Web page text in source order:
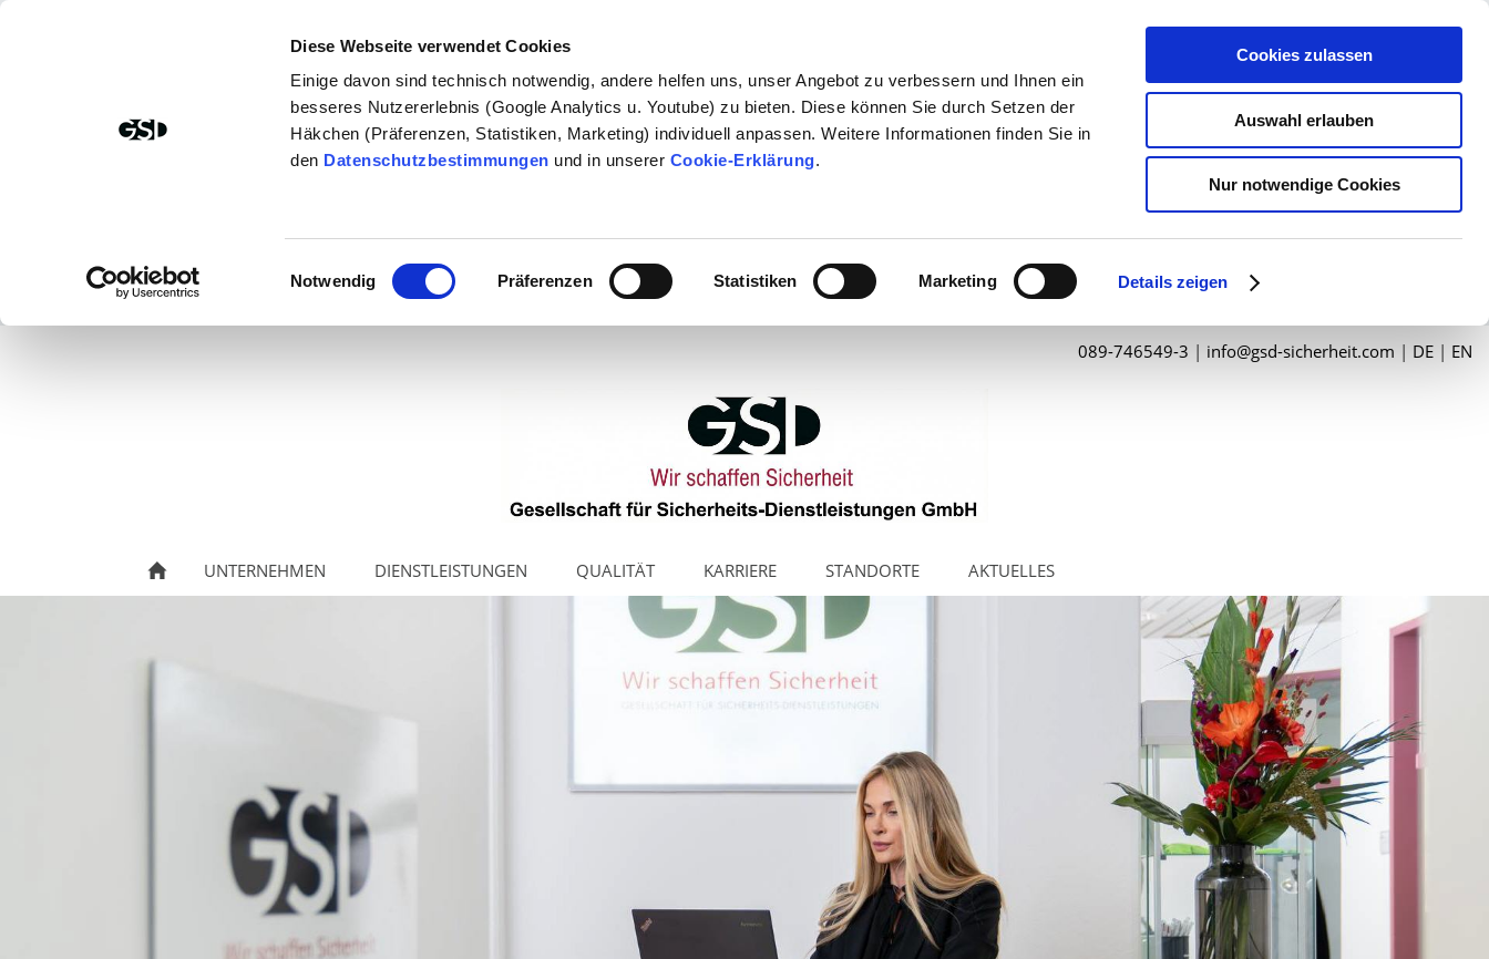
Diese Webseite verwendet Cookies
Einige davon sind technisch notwendig, andere helfen uns, unser Angebot zu verbessern und Ihnen ein
besseres Nutzererlebnis (Google Analytics u. Youtube) zu bieten. Diese können Sie durch Setzen der
Häkchen (Präferenzen, Statistiken, Marketing) individuell anpassen. Weitere Informationen finden Sie in
den Datenschutzbestimmungen und in unserer Cookie-Erklärung.
Einwilligungsauswahl
Notwendig Präferenzen Statistiken Marketing Details zeigen
Cookies zulassen
Auswahl erlauben
Nur notwendige Cookies
089-746549-3 | info@gsd-sicherheit.com | DE | EN
UNTERNEHMEN DIENSTLEISTUNGEN QUALITÄT KARRIERE STANDORTE AKTUELLES